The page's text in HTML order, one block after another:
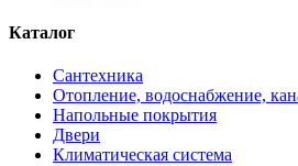
Каталог
Сантехника
Отопление, водоснабжение,
Напольные покрытия
Двери
Климатическая система